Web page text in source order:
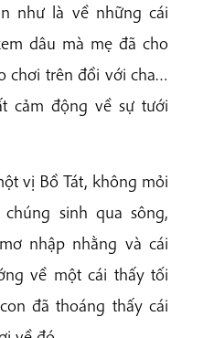
như là về những cái
dâu mà mẹ đã cho
chơi trên đồi với cha…
cảm động về sự tưới
vị Bồ Tát, không mỏi
sinh qua sông,
nhập nhằng và cái
về một cái thấy tối
đã thoáng thấy cái